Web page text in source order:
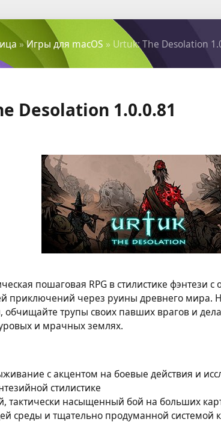
»Игры для macOS » Urtuk: The Desolation
Desolation 1.0.0.81
пошаговая RPG в стилистике фэнтези
приключений через руины древнего мира.
обчищайте трупы своих павших врагов и
и мрачных землях.
с акцентом на боевые действия и
стилистике
тактически насыщенный бой на больших
среды и тщательно продуманной системой